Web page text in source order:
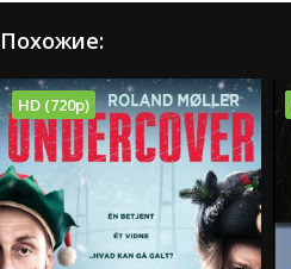
Похожие:
HD (720p)